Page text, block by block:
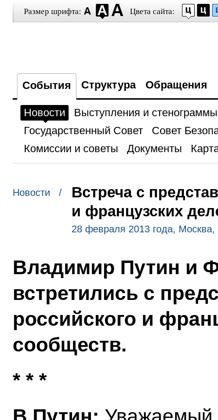
Размер шрифта: Цвета сайта:
События Структура Обращения
Новости
Выступления и стенограммы
Государственный Совет
Совет
Комиссии и советы
Документы
Новости /
Встреча с
и французских
28 февраля 2013 года,
Владимир Путин и
встретились с
российского и
сообществ.
* * *